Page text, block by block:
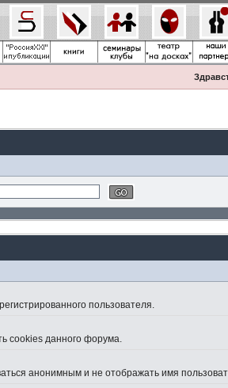
пользователя.
cookies данного форума.
анонимным и не отображать имя